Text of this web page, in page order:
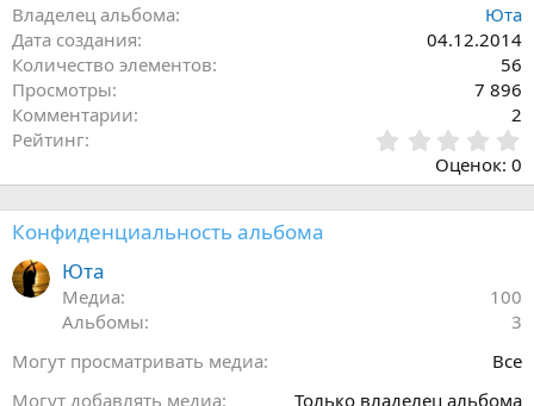
и
:
Владелец альбома
Юта
Дата создания
04.12.2014
Количество элементов
56
Просмотры
7 896
Комментарии
2
Рейтинг
0
0
Оценок: 0
Конфиденциальность альбома
Юта
Медиа
100
Альбомы
3
Могут просматривать медиа
Все
Могут добавлять медиа
Только владелец альбома